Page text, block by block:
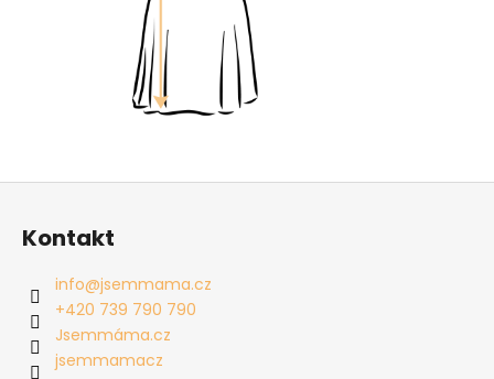
Kontakt
info@jsemmama.cz
+420 739 790 790
Jsemmáma.cz
jsemmamacz